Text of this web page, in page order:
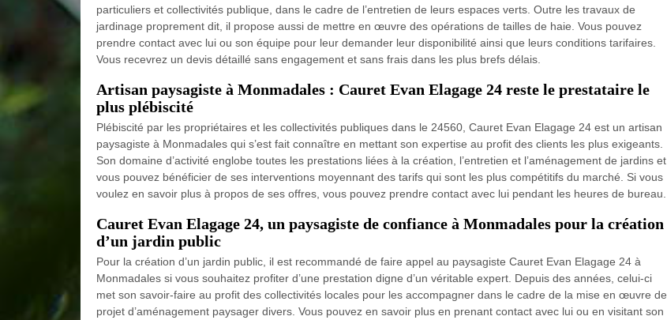
particuliers et collectivités publique, dans le cadre de l’entretien de leurs espaces verts. Outre les travaux de
jardinage proprement dit, il propose aussi de mettre en œuvre des opérations de tailles de haie. Vous pouvez
prendre contact avec lui ou son équipe pour leur demander leur disponibilité ainsi que leurs conditions tarifaires.
Vous recevrez un devis détaillé sans engagement et sans frais dans les plus brefs délais.
Artisan paysagiste à Monmadales : Cauret Evan Elagage 24 reste le prestataire le
plus plébiscité
Plébiscité par les propriétaires et les collectivités publiques dans le 24560, Cauret Evan Elagage 24 est un artisan
paysagiste à Monmadales qui s’est fait connaître en mettant son expertise au profit des clients les plus exigeants.
Son domaine d’activité englobe toutes les prestations liées à la création, l’entretien et l’aménagement de jardins et
vous pouvez bénéficier de ses interventions moyennant des tarifs qui sont les plus compétitifs du marché. Si vous
voulez en savoir plus à propos de ses offres, vous pouvez prendre contact avec lui pendant les heures de bureau.
Cauret Evan Elagage 24, un paysagiste de confiance à Monmadales pour la création
d’un jardin public
Pour la création d’un jardin public, il est recommandé de faire appel au paysagiste Cauret Evan Elagage 24 à
Monmadales si vous souhaitez profiter d’une prestation digne d’un véritable expert. Depuis des années, celui-ci
met son savoir-faire au profit des collectivités locales pour les accompagner dans le cadre de la mise en œuvre de
projet d’aménagement paysager divers. Vous pouvez en savoir plus en prenant contact avec lui ou en visitant son